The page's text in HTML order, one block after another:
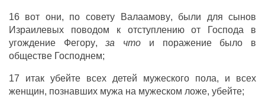
16 вот они, по совету Валаамову, были длясынов
Израилевых
поводом к отступлениюот Господа в
угождение
Фегору,за что и поражениебыло в
обществе Господнем;
17 итак убейтевсех детей мужеского пола, и всех
женщин, познавших мужа на мужеском ложе, убейте;